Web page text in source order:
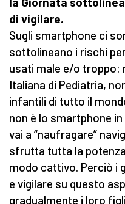
di vigilare.
Sugli smartphone ci
sottolineano i rischi
usati male e/o troppo:
Italiana di Pediatria,
infantili di tutto il
non è lo smartphone
vai a “naufragare”
sfrutta tutta la
modo cattivo. Perciò i
e vigilare su questo
gradualmente i loro